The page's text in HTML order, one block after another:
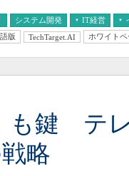
システム開発 IT経営
版 TechTarget.AI ホワイトペ
も鍵 テレ
略